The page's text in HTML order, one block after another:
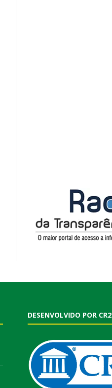
DESENVOLVIDO POR CR2